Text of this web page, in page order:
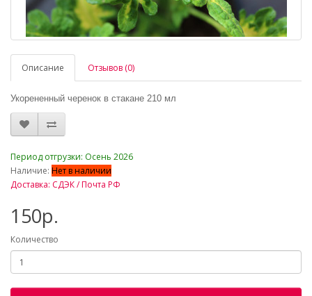
Описание Отзывов (0)
Укорененный черенок в стакане 210 мл
Период отгрузки: Осень 2026
Наличие: Нет в наличии
Доставка: СДЭК / Почта РФ
150р.
Количество